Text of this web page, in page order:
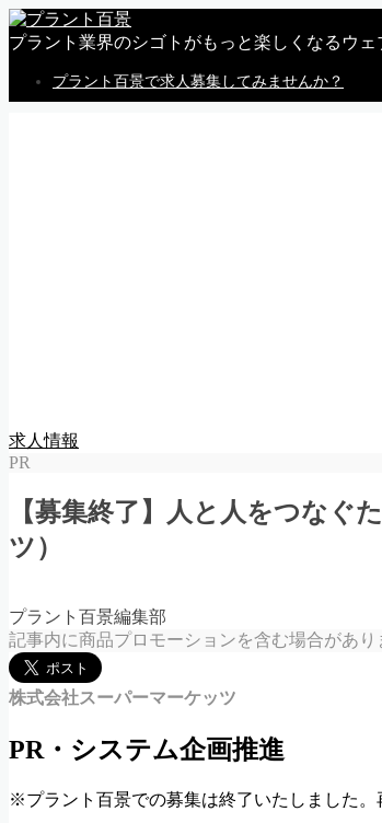
プラント業界のシゴトがもっと楽しくなるウェ
プラント百景で求人募集してみませんか？
求人情報
PR
【募集終了】人と人をつなぐ
ツ）
プラント百景編集部
記事内に商品プロモーションを含む場合があり
株式会社スーパーマーケッツ
PR・システム企画推進
※プラント百景での募集は終了いたしました。